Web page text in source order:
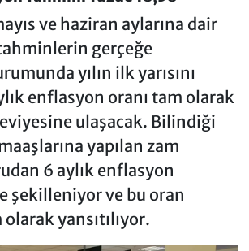
ve haziran aylarına dair
gerçeğe
yılın ilk yarısını
enflasyon oranı tam olarak
ulaşacak. Bilindiği
yapılan zam
6 aylık enflasyon
şekilleniyor ve bu oran
yansıtılıyor.